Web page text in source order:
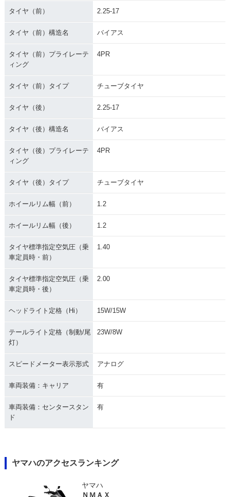
1975年 MATE Delu
xe V50ED セル付
ジ
1975年 AUTOMATI
C MATE V50A・マ
1973年 AUTOMATI
1972年 MATE V50E
D
タイヤ（前） 2.25-17
タイヤ（前）構造名 バイアス
タイヤ（前）プライレーテ
ィング
4PR
タイヤ（前）タイプ チューブタイヤ
タイヤ（後） 2.25-17
タイヤ（後）構造名 バイアス
タイヤ（後）プライレーテ
ィング
4PR
タイヤ（後）タイプ チューブタイヤ
ホイールリム幅（前） 1.2
ホイールリム幅（後） 1.2
タイヤ標準指定空気圧（乗
車定員時・前）
1.40
タイヤ標準指定空気圧（乗
車定員時・後）
2.00
ヘッドライト定格（Hi） 15W/15W
テールライト定格（制動/尾
灯）
23W/8W
スピードメーター表示形式 アナログ
車両装備：キャリア 有
車両装備：センタースタン
ド
有
ヤマハのアクセスランキング
ヤマハ
ＮＭＡＸ